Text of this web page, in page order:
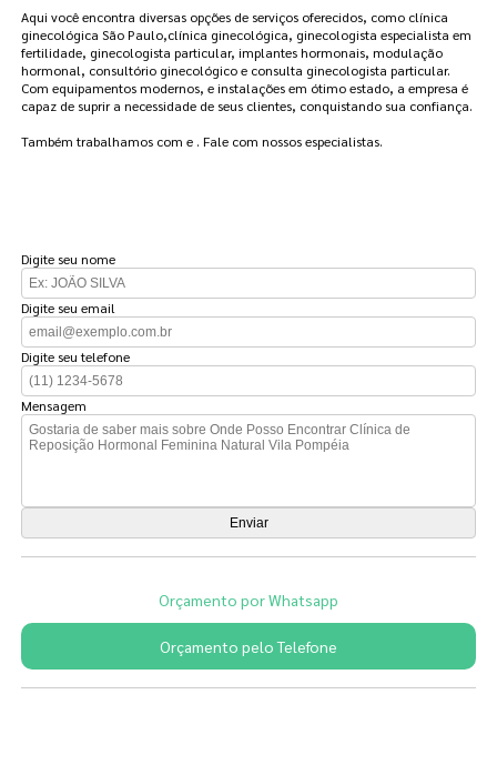
Aqui você encontra diversas opções de serviços oferecidos, como clínica
ginecológica São Paulo,clínica ginecológica, ginecologista especialista em
fertilidade, ginecologista particular, implantes hormonais, modulação
hormonal, consultório ginecológico e consulta ginecologista particular.
Com equipamentos modernos, e instalações em ótimo estado, a empresa é
capaz de suprir a necessidade de seus clientes, conquistando sua confiança.
Também trabalhamos com e . Fale com nossos especialistas.
Digite seu nome
Digite seu email
Digite seu telefone
Mensagem
Orçamento por Whatsapp
Orçamento pelo Telefone